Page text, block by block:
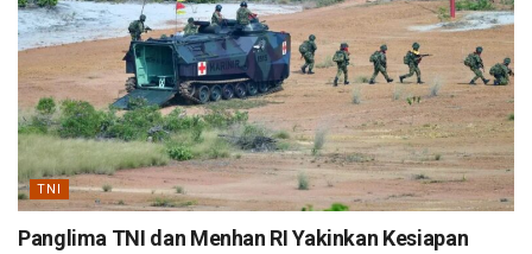
TNI
Panglima TNI dan Menhan RI Yakinkan Kesiapan